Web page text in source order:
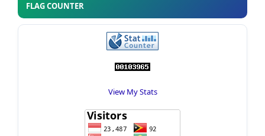
FLAG COUNTER
View My Stats